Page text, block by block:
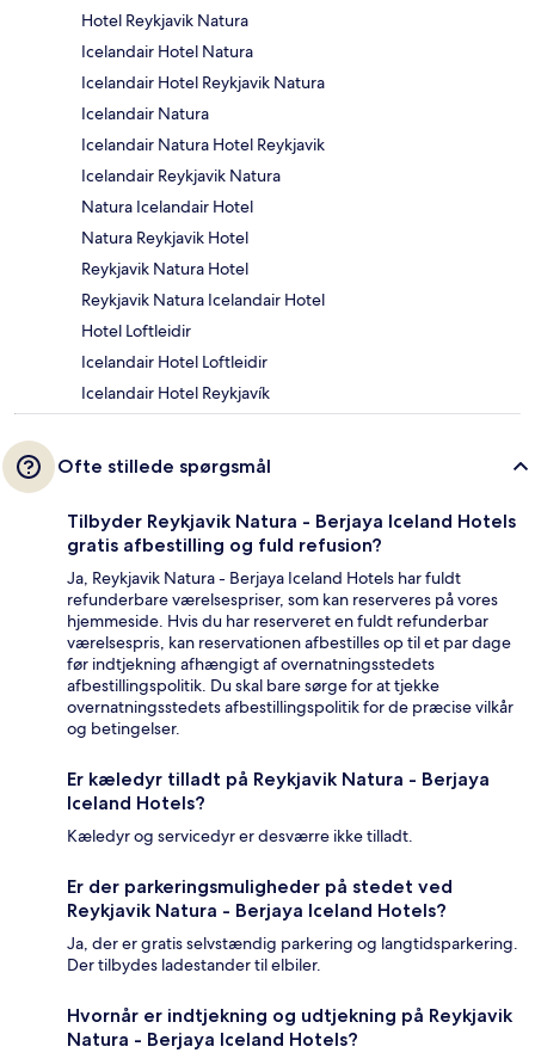
Hotel Reykjavik Natura
Icelandair Hotel Natura
Icelandair Hotel Reykjavik Natura
Icelandair Natura
Icelandair Natura Hotel Reykjavik
Icelandair Reykjavik Natura
Natura Icelandair Hotel
Natura Reykjavik Hotel
Reykjavik Natura Hotel
Reykjavik Natura Icelandair Hotel
Hotel Loftleidir
Icelandair Hotel Loftleidir
Icelandair Hotel Reykjavík
Ofte stillede spørgsmål
Tilbyder Reykjavik Natura - Berjaya Iceland Hotels
gratis afbestilling og fuld refusion?
Ja, Reykjavik Natura - Berjaya Iceland Hotels har fuldt
refunderbare værelsespriser, som kan reserveres på vores
hjemmeside. Hvis du har reserveret en fuldt refunderbar
værelsespris, kan reservationen afbestilles op til et par dage
før indtjekning afhængigt af overnatningsstedets
afbestillingspolitik. Du skal bare sørge for at tjekke
overnatningsstedets afbestillingspolitik for de præcise vilkår
og betingelser.
Er kæledyr tilladt på Reykjavik Natura - Berjaya
Iceland Hotels?
Kæledyr og servicedyr er desværre ikke tilladt.
Er der parkeringsmuligheder på stedet ved
Reykjavik Natura - Berjaya Iceland Hotels?
Ja, der er gratis selvstændig parkering og langtidsparkering.
Der tilbydes ladestander til elbiler.
Hvornår er indtjekning og udtjekning på Reykjavik
Natura - Berjaya Iceland Hotels?